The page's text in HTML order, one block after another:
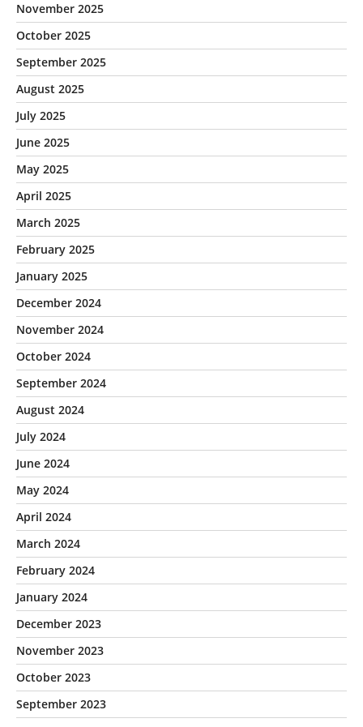
November 2025
October 2025
September 2025
August 2025
July 2025
June 2025
May 2025
April 2025
March 2025
February 2025
January 2025
December 2024
November 2024
October 2024
September 2024
August 2024
July 2024
June 2024
May 2024
April 2024
March 2024
February 2024
January 2024
December 2023
November 2023
October 2023
September 2023